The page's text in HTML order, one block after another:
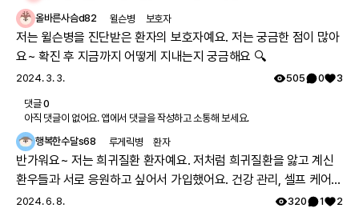
올바른사슴d82 윌슨병 보호자
저는 윌슨병을 진단받은 환자의 보호자예요. 저는 궁금한 점이 많아
요~ 확진 후 지금까지 어떻게 지내는지 궁금해요 🔍
2024. 3. 3. 505 0 3
댓글0
아직 댓글이 없어요. 앱에서 댓글을 작성하고 소통해 보세요.
행복한수달s68
루게릭병 환자
반가워요~ 저는 희귀질환 환자예요. 저처럼 희귀질환을 앓고 계신
환우들과 서로 응원하고 싶어서 가입했어요. 건강 관리, 셀프 케어
팁 많은 분 찾아요 🩹
2024. 6. 8. 320 1 2